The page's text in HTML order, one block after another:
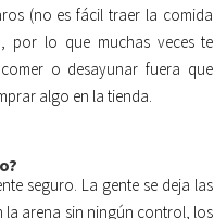
(no es fácil traer la comida
por lo que muchas veces te
o desayunar fuera que
algo en la tienda.
seguro. La gente se deja las
la arena sin ningún control, los